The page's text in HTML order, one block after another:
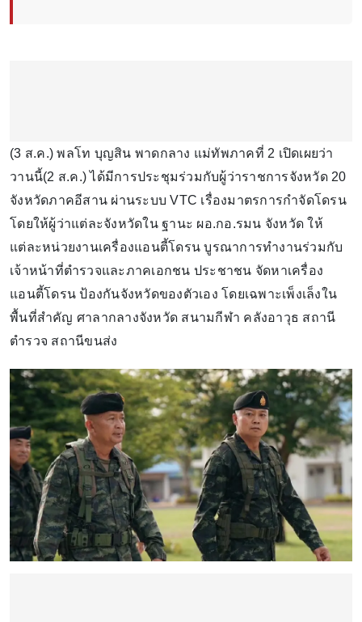
(3 ส.ค.) พลโท บุญสิน พาดกลาง แม่ทัพภาคที่ 2 เปิดเผยว่า
วานนี้(2 ส.ค.) ได้มีการประชุมร่วมกับผู้ว่าราชการจังหวัด 20
จังหวัดภาคอีสาน ผ่านระบบ VTC เรื่องมาตรการกำจัดโดรน
โดยให้ผู้ว่าแต่ละจังหวัดใน ฐานะ ผอ.กอ.รมน จังหวัด ให้
แต่ละหน่วยงานเครื่องแอนตี้โดรน บูรณาการทำงานร่วมกับ
เจ้าหน้าที่ตำรวจและภาคเอกชน ประชาชน จัดหาเครื่อง
แอนตี้โดรน ป้องกันจังหวัดของตัวเอง โดยเฉพาะเพ็งเล็งใน
พื้นที่สำคัญ ศาลากลางจังหวัด สนามกีฬา คลังอาวุธ สถานี
ตำรวจ สถานีขนส่ง